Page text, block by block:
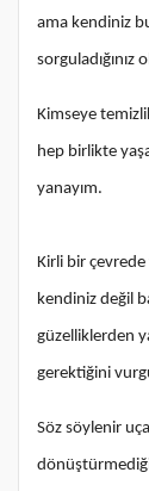
ama kendiniz
sorguladığınız
Kimseye
hep birlikte
yanayım.
Kirli bir
kendiniz değil
güzelliklerden
gerektiğini
Söz söylenir